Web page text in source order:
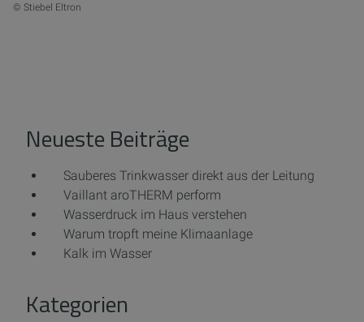
© Stiebel Eltron
Neueste Beiträge
Sauberes Trinkwasser direkt aus der Leitung
Vaillant aroTHERM perform
Wasserdruck im Haus verstehen
Warum tropft meine Klimaanlage
Kalk im Wasser
Kategorien